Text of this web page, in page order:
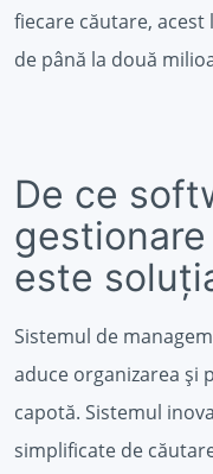
fiecare căutare,
de până la două
De ce
este
Sistemul de
aduce organizarea și
capotă. Sistemul
simplificate de